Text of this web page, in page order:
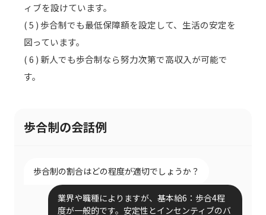
ィブを設けています。
( 5 ) 歩合制でも最低保障額を設定して、生活の安定を
図っています。
( 6 ) 新人でも歩合制なら努力次第で高収入が可能で
す。
歩合制の会話例
歩合制の割合はどの程度が適切でしょうか？
業界や職種によりますが、基本給6：歩合4程
度が一般的です。安定性とインセンティブのバ